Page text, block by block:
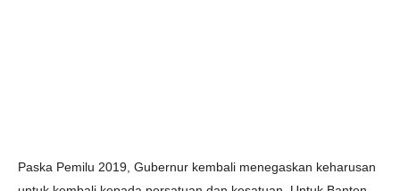
Paska Pemilu 2019, Gubernur kembali menegaskan keharusan